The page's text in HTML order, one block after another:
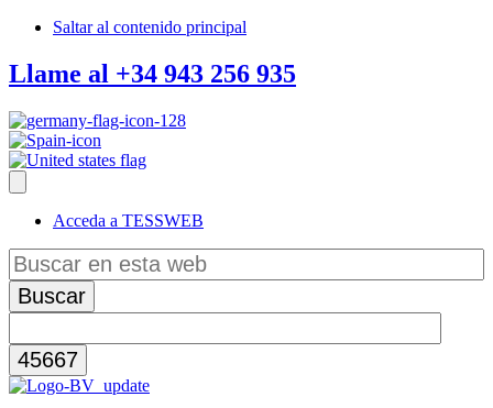
Saltar al contenido principal
Llame al +34 943 256 935
Acceda a TESSWEB
Buscar
en
esta
web